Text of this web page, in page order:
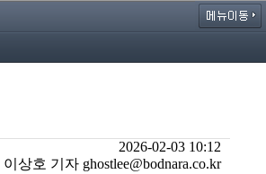
2026-02-03 10:12
이상호 기자 ghostlee@bodnara.co.kr